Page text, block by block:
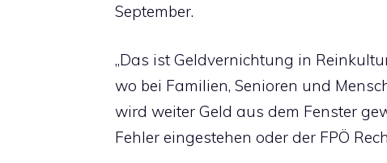
September.
„Das ist Geldvernichtung in
wo bei Familien, Senioren und
wird weiter Geld aus dem Fenster
Fehler eingestehen oder der FPÖ